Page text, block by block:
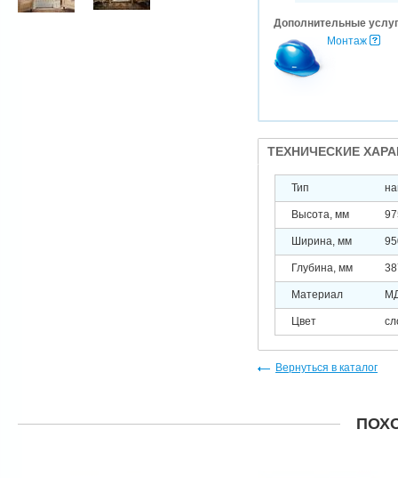
Дополнительные
Монтаж
ТЕХНИЧЕСКИЕ
Тип
Высота, мм
Ширина, мм
Глубина, мм
Материал
Цвет
Вернуться в каталог